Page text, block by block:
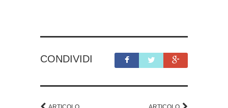
CONDIVIDI